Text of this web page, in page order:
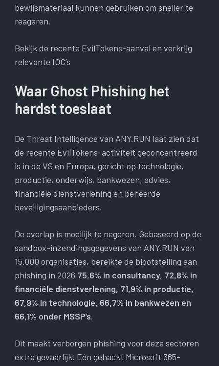
bewijsmateriaal kunnen gebruiken om sneller te
reageren.
Bekijk de recente EvilTokens-aanval en verkrijg
relevante IOC’s
Waar Ghost Phishing het
hardst toeslaat
De Threat Intelligence van ANY.RUN laat zien dat
de recente EvilTokens-activiteit geconcentreerd
is in de VS en Europa, gericht op technologie,
productie, onderwijs, bankwezen, advies,
financiële dienstverlening en beheerde
beveiligingsaanbieders.
De overlap is moeilijk te negeren. Gebaseerd op de
sandbox-inzendingsgegevens van ANY.RUN van
15.000 organisaties, bereikte de blootstelling aan
phishing in 2026 75,6% in consultancy, 72,8% in
financiële dienstverlening, 71,9% in productie,
67,9% in technologie, 66,7% in bankwezen en
66,1% onder MSSP’s.
Dit maakt verborgen phishing voor deze sectoren
extra gevaarlijk. Eén gehackt Microsoft 365-